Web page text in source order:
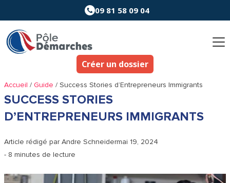
au
contenu
09 81 58 09 04
Créer un dossier
Accueil /Guide /Success Stories d’Entrepreneurs Immigrants
SUCCESS STORIES
D’ENTREPRENEURS IMMIGRANTS
Article rédigé parAndre Schneidermai 19, 2024
- 8 minutes de lecture